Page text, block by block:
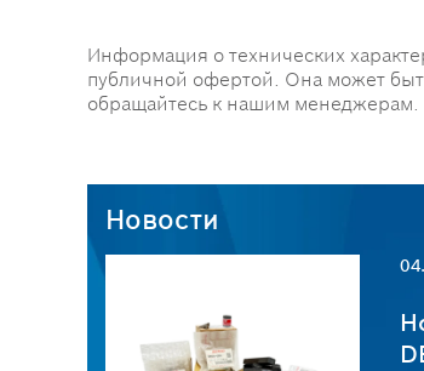
Информация о технических
публичной офертой. Она может
обращайтесь к нашим менеджерам.
Новости